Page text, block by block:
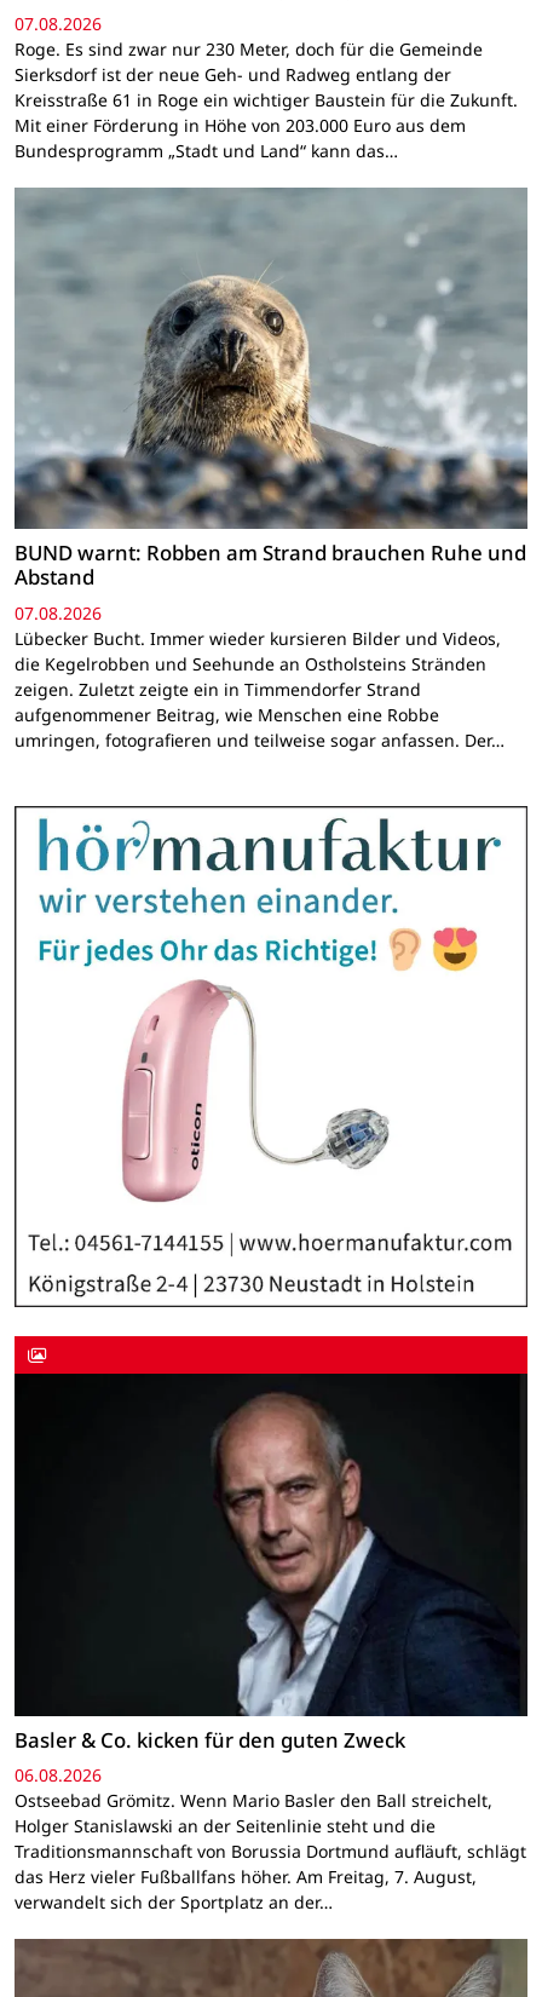
07.08.2026
Roge. Es sind zwar nur 230 Meter, doch für die Gemeinde
Sierksdorf ist der neue Geh- und Radweg entlang der
Kreisstraße 61 in Roge ein wichtiger Baustein für die Zukunft.
Mit einer Förderung in Höhe von 203.000 Euro aus dem
Bundesprogramm „Stadt und Land“ kann das…
BUND warnt: Robben am Strand brauchen Ruhe und
Abstand
07.08.2026
Lübecker Bucht. Immer wieder kursieren Bilder und Videos,
die Kegelrobben und Seehunde an Ostholsteins Stränden
zeigen. Zuletzt zeigte ein in Timmendorfer Strand
aufgenommener Beitrag, wie Menschen eine Robbe
umringen, fotografieren und teilweise sogar anfassen. Der…
Basler & Co. kicken für den guten Zweck
06.08.2026
Ostseebad Grömitz. Wenn Mario Basler den Ball streichelt,
Holger Stanislawski an der Seitenlinie steht und die
Traditionsmannschaft von Borussia Dortmund aufläuft, schlägt
das Herz vieler Fußballfans höher. Am Freitag, 7. August,
verwandelt sich der Sportplatz an der…